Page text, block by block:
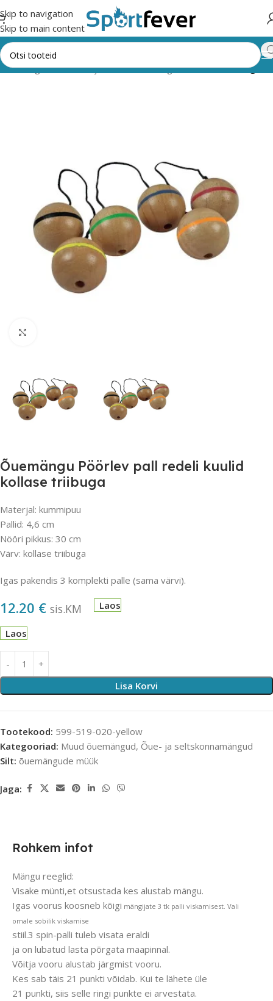
Skip to navigation
Skip to main content
kategooriad Õue- ja seltskonnamängud Muud õuemängud
Õuemängu Pöörlev pall redeli kuulid
kollase triibuga
Materjal: kummipuu
Pallid: 4,6 cm
Nööri pikkus: 30 cm
Värv: kollase triibuga
Igas pakendis 3 komplekti palle (sama värvi).
12.20 € sis.KM Laos
Laos
Lisa Korvi
Tootekood: 599-519-020-yellow
Kategooriad: Muud õuemängud, Õue- ja seltskonnamängud
Silt: õuemängude müük
Jaga:
Rohkem infot
Mängu reeglid:
Visake münti,et otsustada kes alustab mängu.
Igas voorus koosneb kõigi mängijate 3 tk palli viskamisest. Vali
omale sobilik viskamise
stiil.3 spin-palli tuleb visata eraldi
ja on lubatud lasta põrgata maapinnal.
Võitja vooru alustab järgmist vooru.
Kes sab täis 21 punkti võidab. Kui te lähete üle
21 punkti, siis selle ringi punkte ei arvestata.